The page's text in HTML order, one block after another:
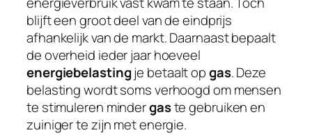
blijft een groot deel van de eindprijs
afhankelijk van de markt. Daarnaast bepaalt
de overheid ieder jaar hoeveel
energiebelastingje betaalt opgas. Deze
belasting wordt soms verhoogd om mensen
te stimuleren mindergaste gebruiken en
zuiniger te zijn met energie.